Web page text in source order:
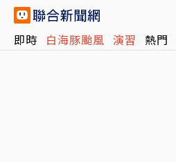
即時 白海豚颱風 演習 熱門